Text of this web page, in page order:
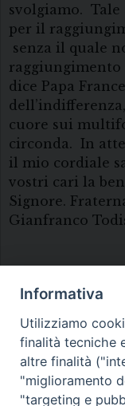
svolgiamo.
per il
senza il quale
raggiungimento
dice Papa
cuore sui
circonda. In
il mio cordiale
vostri cari la
Signore.
Gianfranco
Diocesi
Informativa
Utilizziamo
finalità tecniche
altre finalità
"miglioramento
"targeting e